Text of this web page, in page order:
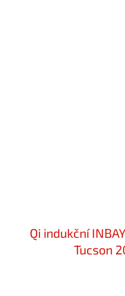
Qi indukční
Tucson